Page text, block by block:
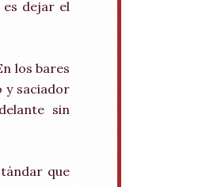
dejar el
los bares
y saciador
sin
que